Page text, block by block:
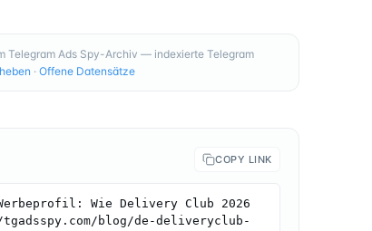
Telegram Ads Spy-Archiv — indexierte Telegram
· Offene Datensätze
COPY LINK
Wie Delivery Club 2026
blog/de-deliveryclub-